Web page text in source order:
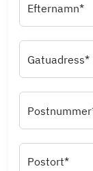
Efternamn*
Gatuadress*
Postort*